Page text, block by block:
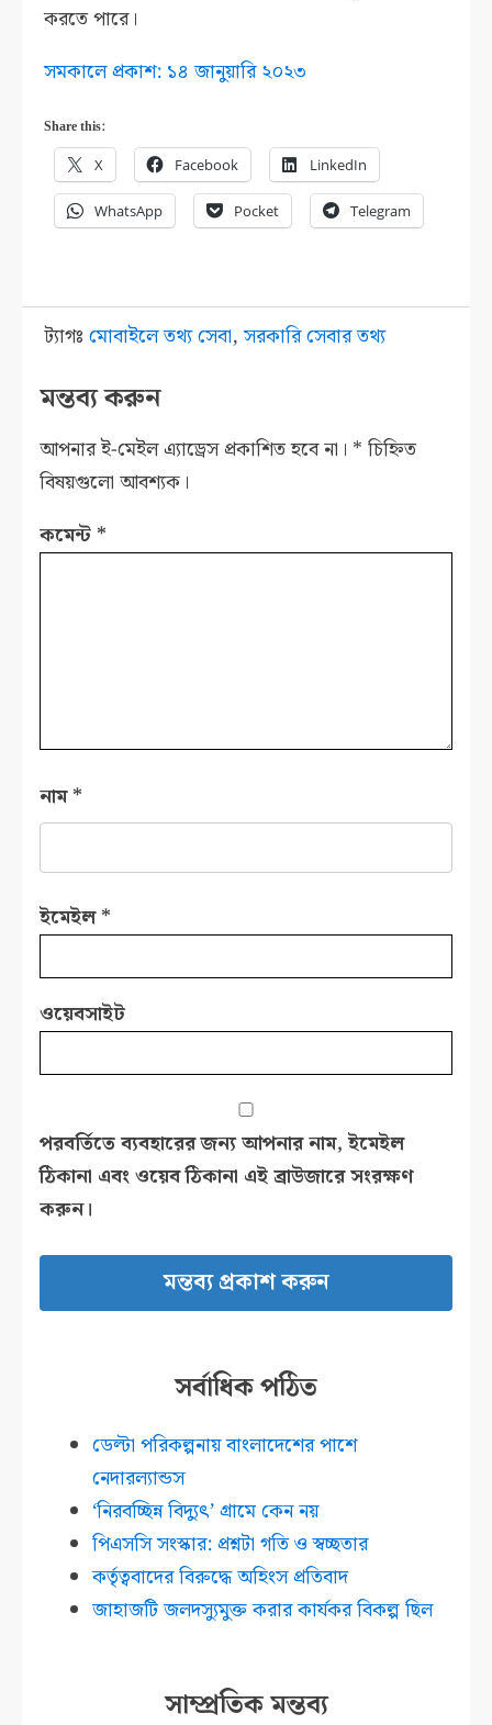
করতে পারে।
সমকালে প্রকাশ: ১৪ জানুয়ারি ২০২৩
Share this:
X Facebook LinkedIn
WhatsApp Pocket Telegram
ট্যাগঃমোবাইলে তথ্য সেবা,সরকারি সেবার তথ্য
মন্তব্য করুন
আপনার ই-মেইল এ্যাড্রেস প্রকাশিত হবে না। * চিহ্নিত
বিষয়গুলো আবশ্যক।
কমেন্ট *
নাম*
ইমেইল*
ওয়েবসাইট
পরবর্তিতে ব্যবহারের জন্য আপনার নাম, ইমেইল
ঠিকানা এবং ওয়েব ঠিকানা এই ব্রাউজারে সংরক্ষণ
করুন।
সর্বাধিক পঠিত
ডেল্টা পরিকল্পনায় বাংলাদেশের পাশে
নেদারল্যান্ডস
‘নিরবচ্ছিন্ন বিদ্যুৎ’ গ্রামে কেন নয়
পিএসসি সংস্কার: প্রশ্নটা গতি ও স্বচ্ছতার
কর্তৃত্ববাদের বিরুদ্ধে অহিংস প্রতিবাদ
জাহাজটি জলদস্যুমুক্ত করার কার্যকর বিকল্প ছিল
সাম্প্রতিক মন্তব্য